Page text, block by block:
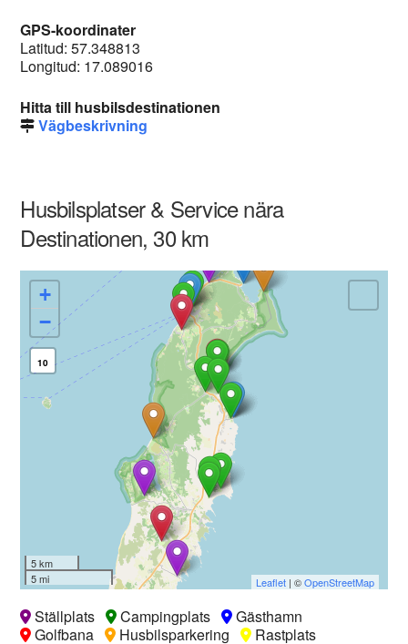
GPS-koordinater
Latitud: 57.348813
Longitud: 17.089016
Hitta till husbilsdestinationen
Vägbeskrivning
Husbilsplatser & Service nära
Destinationen, 30 km
+
−
10
5 km
5 mi
Leaflet| ©OpenStreetMap
Ställplats Campingplats
Gästhamn
Golfbana
Husbilsparkering
Rastplats